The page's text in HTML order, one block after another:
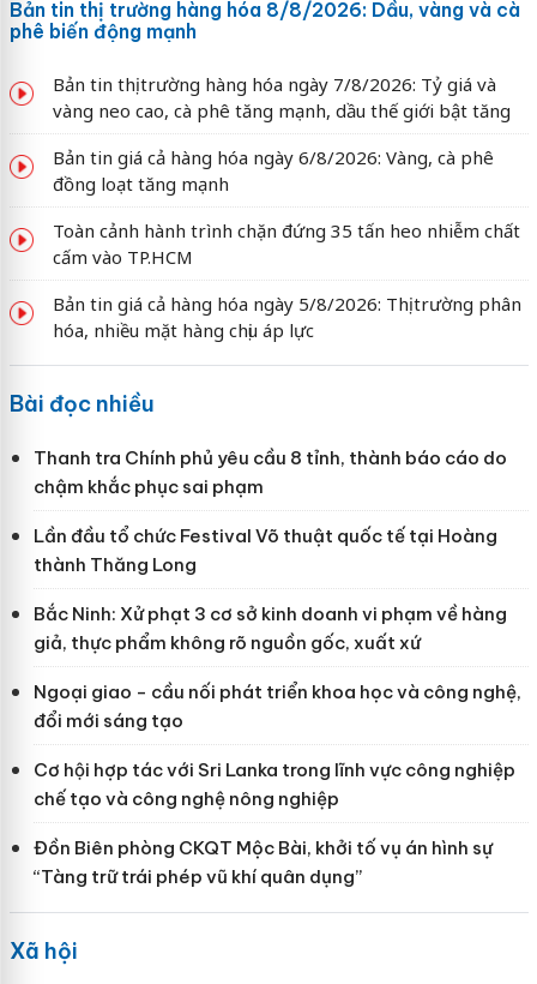
Bản tin thị trường hàng hóa 8/8/2026: Dầu, vàng và cà
phê biến động mạnh
Bản tin thị trường hàng hóa ngày 7/8/2026: Tỷ giá và
vàng neo cao, cà phê tăng mạnh, dầu thế giới bật tăng
Bản tin giá cả hàng hóa ngày 6/8/2026: Vàng, cà phê
đồng loạt tăng mạnh
Toàn cảnh hành trình chặn đứng 35 tấn heo nhiễm chất
cấm vào TP.HCM
Bản tin giá cả hàng hóa ngày 5/8/2026: Thị trường phân
hóa, nhiều mặt hàng chịu áp lực
Bài đọc nhiều
Thanh tra Chính phủ yêu cầu 8 tỉnh, thành báo cáo do
chậm khắc phục sai phạm
Lần đầu tổ chức Festival Võ thuật quốc tế tại Hoàng
thành Thăng Long
Bắc Ninh: Xử phạt 3 cơ sở kinh doanh vi phạm về hàng
giả, thực phẩm không rõ nguồn gốc, xuất xứ
Ngoại giao - cầu nối phát triển khoa học và công nghệ,
đổi mới sáng tạo
Cơ hội hợp tác với Sri Lanka trong lĩnh vực công nghiệp
chế tạo và công nghệ nông nghiệp
Đồn Biên phòng CKQT Mộc Bài, khởi tố vụ án hình sự
“Tàng trữ trái phép vũ khí quân dụng”
Xã hội